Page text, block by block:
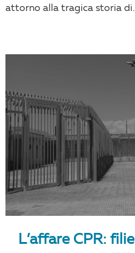
attorno alla tragica storia
L’affare CPR: